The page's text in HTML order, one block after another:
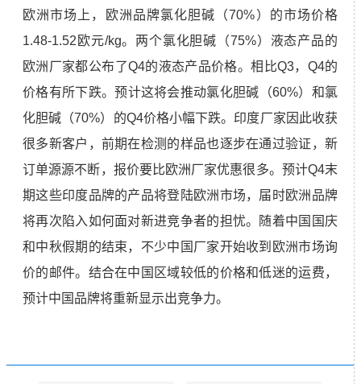
欧洲市场上，欧洲品牌氯化胆碱（70%）的市场价格
1.48-1.52欧元/kg。两个氯化胆碱（75%）液态产品的
欧洲厂家都公布了Q4的液态产品价格。相比Q3，Q4的
价格有所下跌。预计这将会推动氯化胆碱（60%）和氯
化胆碱（70%）的Q4价格小幅下跌。印度厂家因此收获
很多新客户，前期在检测的样品也逐步在通过验证，新
订单源源不断，报价要比欧洲厂家优惠很多。预计Q4末
期这些印度品牌的产品将登陆欧洲市场，届时欧洲品牌
将再次陷入如何面对新进竞争者的担忧。随着中国国庆
和中秋假期的结束，不少中国厂家开始收到欧洲市场询
价的邮件。结合在中国区域较低的价格和低迷的运费，
预计中国品牌将重新显示出竞争力。